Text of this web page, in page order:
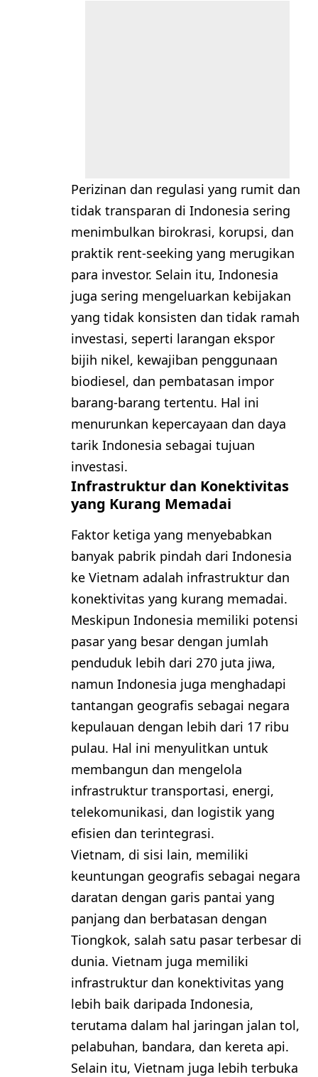
Perizinan dan regulasi yang rumit dan
tidak transparan di Indonesia sering
menimbulkan birokrasi, korupsi, dan
praktik rent-seeking yang merugikan
para investor. Selain itu, Indonesia
juga sering mengeluarkan kebijakan
yang tidak konsisten dan tidak ramah
investasi, seperti larangan ekspor
bijih nikel, kewajiban penggunaan
biodiesel, dan pembatasan impor
barang-barang tertentu. Hal ini
menurunkan kepercayaan dan daya
tarik Indonesia sebagai tujuan
investasi.
Infrastruktur dan Konektivitas
yang Kurang Memadai
Faktor ketiga yang menyebabkan
banyak pabrik pindah dari Indonesia
ke Vietnam adalah infrastruktur dan
konektivitas yang kurang memadai.
Meskipun Indonesia memiliki potensi
pasar yang besar dengan jumlah
penduduk lebih dari 270 juta jiwa,
namun Indonesia juga menghadapi
tantangan geografis sebagai negara
kepulauan dengan lebih dari 17 ribu
pulau. Hal ini menyulitkan untuk
membangun dan mengelola
infrastruktur transportasi, energi,
telekomunikasi, dan logistik yang
efisien dan terintegrasi.
Vietnam, di sisi lain, memiliki
keuntungan geografis sebagai negara
daratan dengan garis pantai yang
panjang dan berbatasan dengan
Tiongkok, salah satu pasar terbesar di
dunia. Vietnam juga memiliki
infrastruktur dan konektivitas yang
lebih baik daripada Indonesia,
terutama dalam hal jaringan jalan tol,
pelabuhan, bandara, dan kereta api.
Selain itu, Vietnam juga lebih terbuka